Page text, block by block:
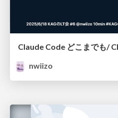
Claude Code どこまでも/
nwiizo